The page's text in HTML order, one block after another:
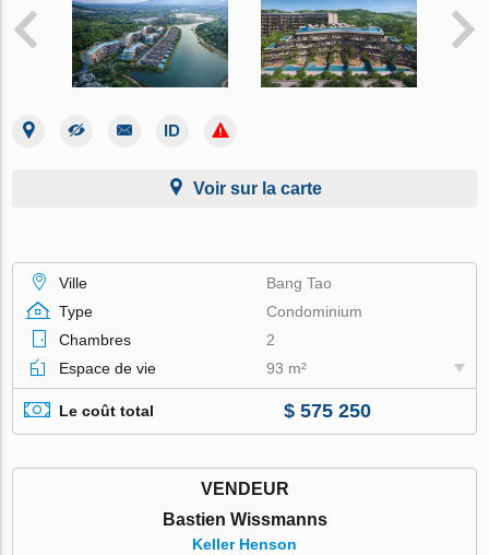
Voir sur la carte
Ville
Bang Tao
Type
Condominium
Chambres
2
Espace de vie
93 m²
Le coût total $ 575 250
VENDEUR
Bastien Wissmanns
Keller Henson